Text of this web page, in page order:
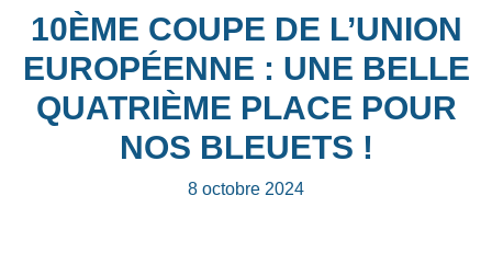
10ÈME COUPE DE L’UNION
EUROPÉENNE : UNE BELLE
QUATRIÈME PLACE POUR
NOS BLEUETS !
8 octobre 2024